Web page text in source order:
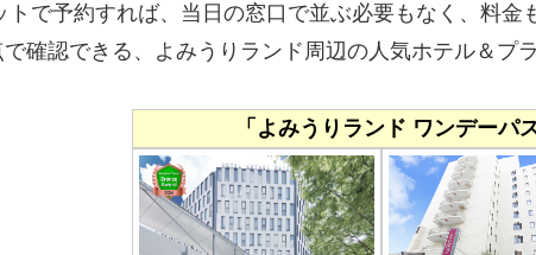
で予約すれば、当日の窓口で並ぶ必要もなく、料金
確認できる、よみうりランド周辺の人気ホテル＆プ
「よみうりランド ワンデーパ